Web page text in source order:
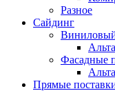
Разное
Сайдинг
Фасадные
Прямые